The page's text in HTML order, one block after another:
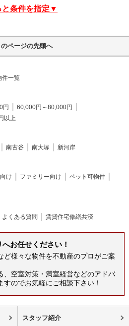
条件を指定▼
のページの先頭へ
件一覧
円
60,000円～80,000円
以上
南古谷 南大塚 新河岸
け ファミリー向け
ペット可物件
よくある質問 賃貸住宅修繕共済
お任せください！
ど様々な物件を不動産のプロがご案
、空室対策・満室経営などのアドバ
のでお気軽にご相談下さい！
スタッフ紹介